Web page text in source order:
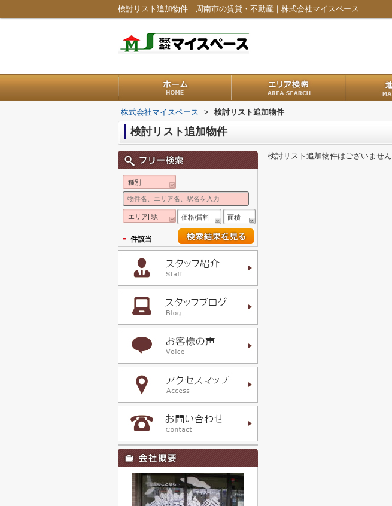
検討リスト追加物件｜周南市の賃貸・不動産｜株式会社マイスペース
株式会社マイスペース > 検討リスト追加物件
検討リスト追加物件
検討リスト追加物件はございません
種別
エリア| 駅 価格/賃料 面積
- 件該当